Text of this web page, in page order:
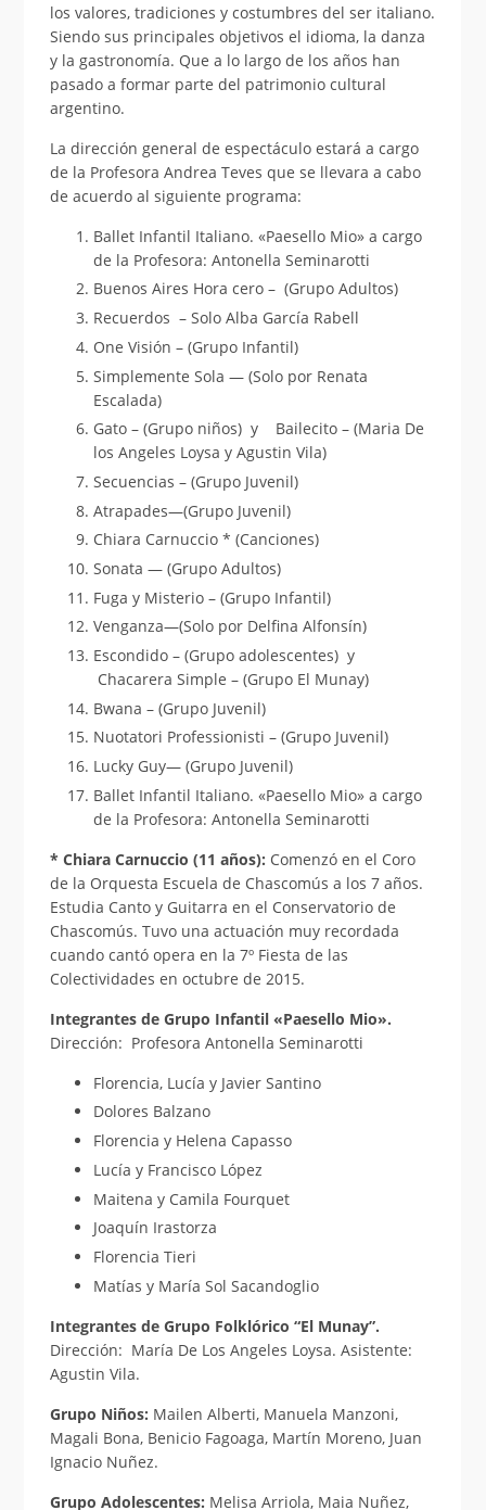
los valores, tradiciones y costumbres del ser italiano.
Siendo sus principales objetivos el idioma, la danza
y la gastronomía. Que a lo largo de los años han
pasado a formar parte del patrimonio cultural
argentino.
La dirección general de espectáculo estará a cargo
de la Profesora Andrea Teves que se llevara a cabo
de acuerdo al siguiente programa:
Ballet Infantil Italiano. «Paesello Mio» a cargo
de la Profesora: Antonella Seminarotti
Buenos Aires Hora cero – (Grupo Adultos)
Recuerdos – Solo Alba García Rabell
One Visión – (Grupo Infantil)
Simplemente Sola — (Solo por Renata
Escalada)
Gato – (Grupo niños) y Bailecito – (Maria De
los Angeles Loysa y Agustin Vila)
Secuencias – (Grupo Juvenil)
Atrapades—(Grupo Juvenil)
Chiara Carnuccio * (Canciones)
Sonata — (Grupo Adultos)
Fuga y Misterio – (Grupo Infantil)
Venganza—(Solo por Delfina Alfonsín)
Escondido – (Grupo adolescentes) y
Chacarera Simple – (Grupo El Munay)
Bwana – (Grupo Juvenil)
Nuotatori Professionisti – (Grupo Juvenil)
Lucky Guy— (Grupo Juvenil)
Ballet Infantil Italiano. «Paesello Mio» a cargo
de la Profesora: Antonella Seminarotti
* Chiara Carnuccio (11 años): Comenzó en el Coro
de la Orquesta Escuela de Chascomús a los 7 años.
Estudia Canto y Guitarra en el Conservatorio de
Chascomús. Tuvo una actuación muy recordada
cuando cantó opera en la 7º Fiesta de las
Colectividades en octubre de 2015.
Integrantes de Grupo Infantil «Paesello Mio».
Dirección: Profesora Antonella Seminarotti
Florencia, Lucía y Javier Santino
Dolores Balzano
Florencia y Helena Capasso
Lucía y Francisco López
Maitena y Camila Fourquet
Joaquín Irastorza
Florencia Tieri
Matías y María Sol Sacandoglio
Integrantes de Grupo Folklórico “El Munay”.
Dirección: María De Los Angeles Loysa. Asistente:
Agustin Vila.
Grupo Niños: Mailen Alberti, Manuela Manzoni,
Magali Bona, Benicio Fagoaga, Martín Moreno, Juan
Ignacio Nuñez.
Grupo Adolescentes: Melisa Arriola, Maia Nuñez,